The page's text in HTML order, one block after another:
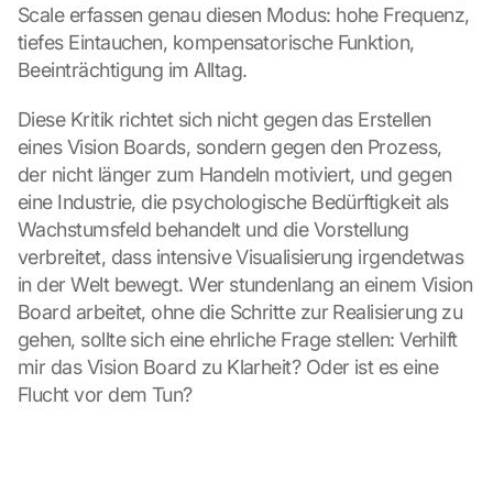
Scale erfassen genau diesen Modus: hohe Frequenz,
tiefes Eintauchen, kompensatorische Funktion,
Beeinträchtigung im Alltag.
Diese Kritik richtet sich nicht gegen das Erstellen
eines Vision Boards, sondern gegen den Prozess,
der nicht länger zum Handeln motiviert, und gegen
eine Industrie, die psychologische Bedürftigkeit als
Wachstumsfeld behandelt und die Vorstellung
verbreitet, dass intensive Visualisierung irgendetwas
in der Welt bewegt. Wer stundenlang an einem Vision
Board arbeitet, ohne die Schritte zur Realisierung zu
gehen, sollte sich eine ehrliche Frage stellen: Verhilft
mir das Vision Board zu Klarheit? Oder ist es eine
Flucht vor dem Tun?